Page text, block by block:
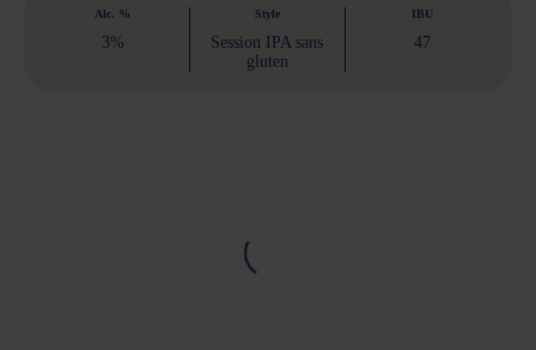
Alc. %
3%
Style
Session IPA sans
gluten
IBU
47